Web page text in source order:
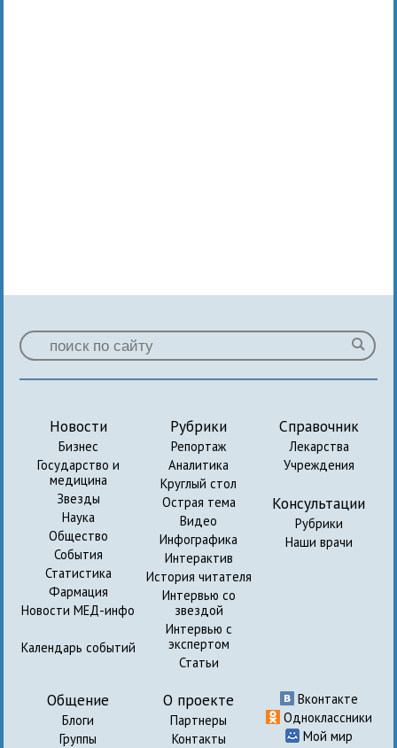
Новости
Бизнес
Государство и
медицина
Звезды
Наука
Общество
События
Статистика
Фармация
Новости МЕД-инфо
Календарь событий
Рубрики
Репортаж
Аналитика
Круглый стол
Острая тема
Видео
Инфографика
Интерактив
История читателя
Интервью со
звездой
Интервью с
экспертом
Статьи
Справочник
Лекарства
Учреждения
Консультации
Рубрики
Наши врачи
Общение
Блоги
Группы
О проекте
Партнеры
Контакты
Вконтакте
Одноклассники
Мой мир